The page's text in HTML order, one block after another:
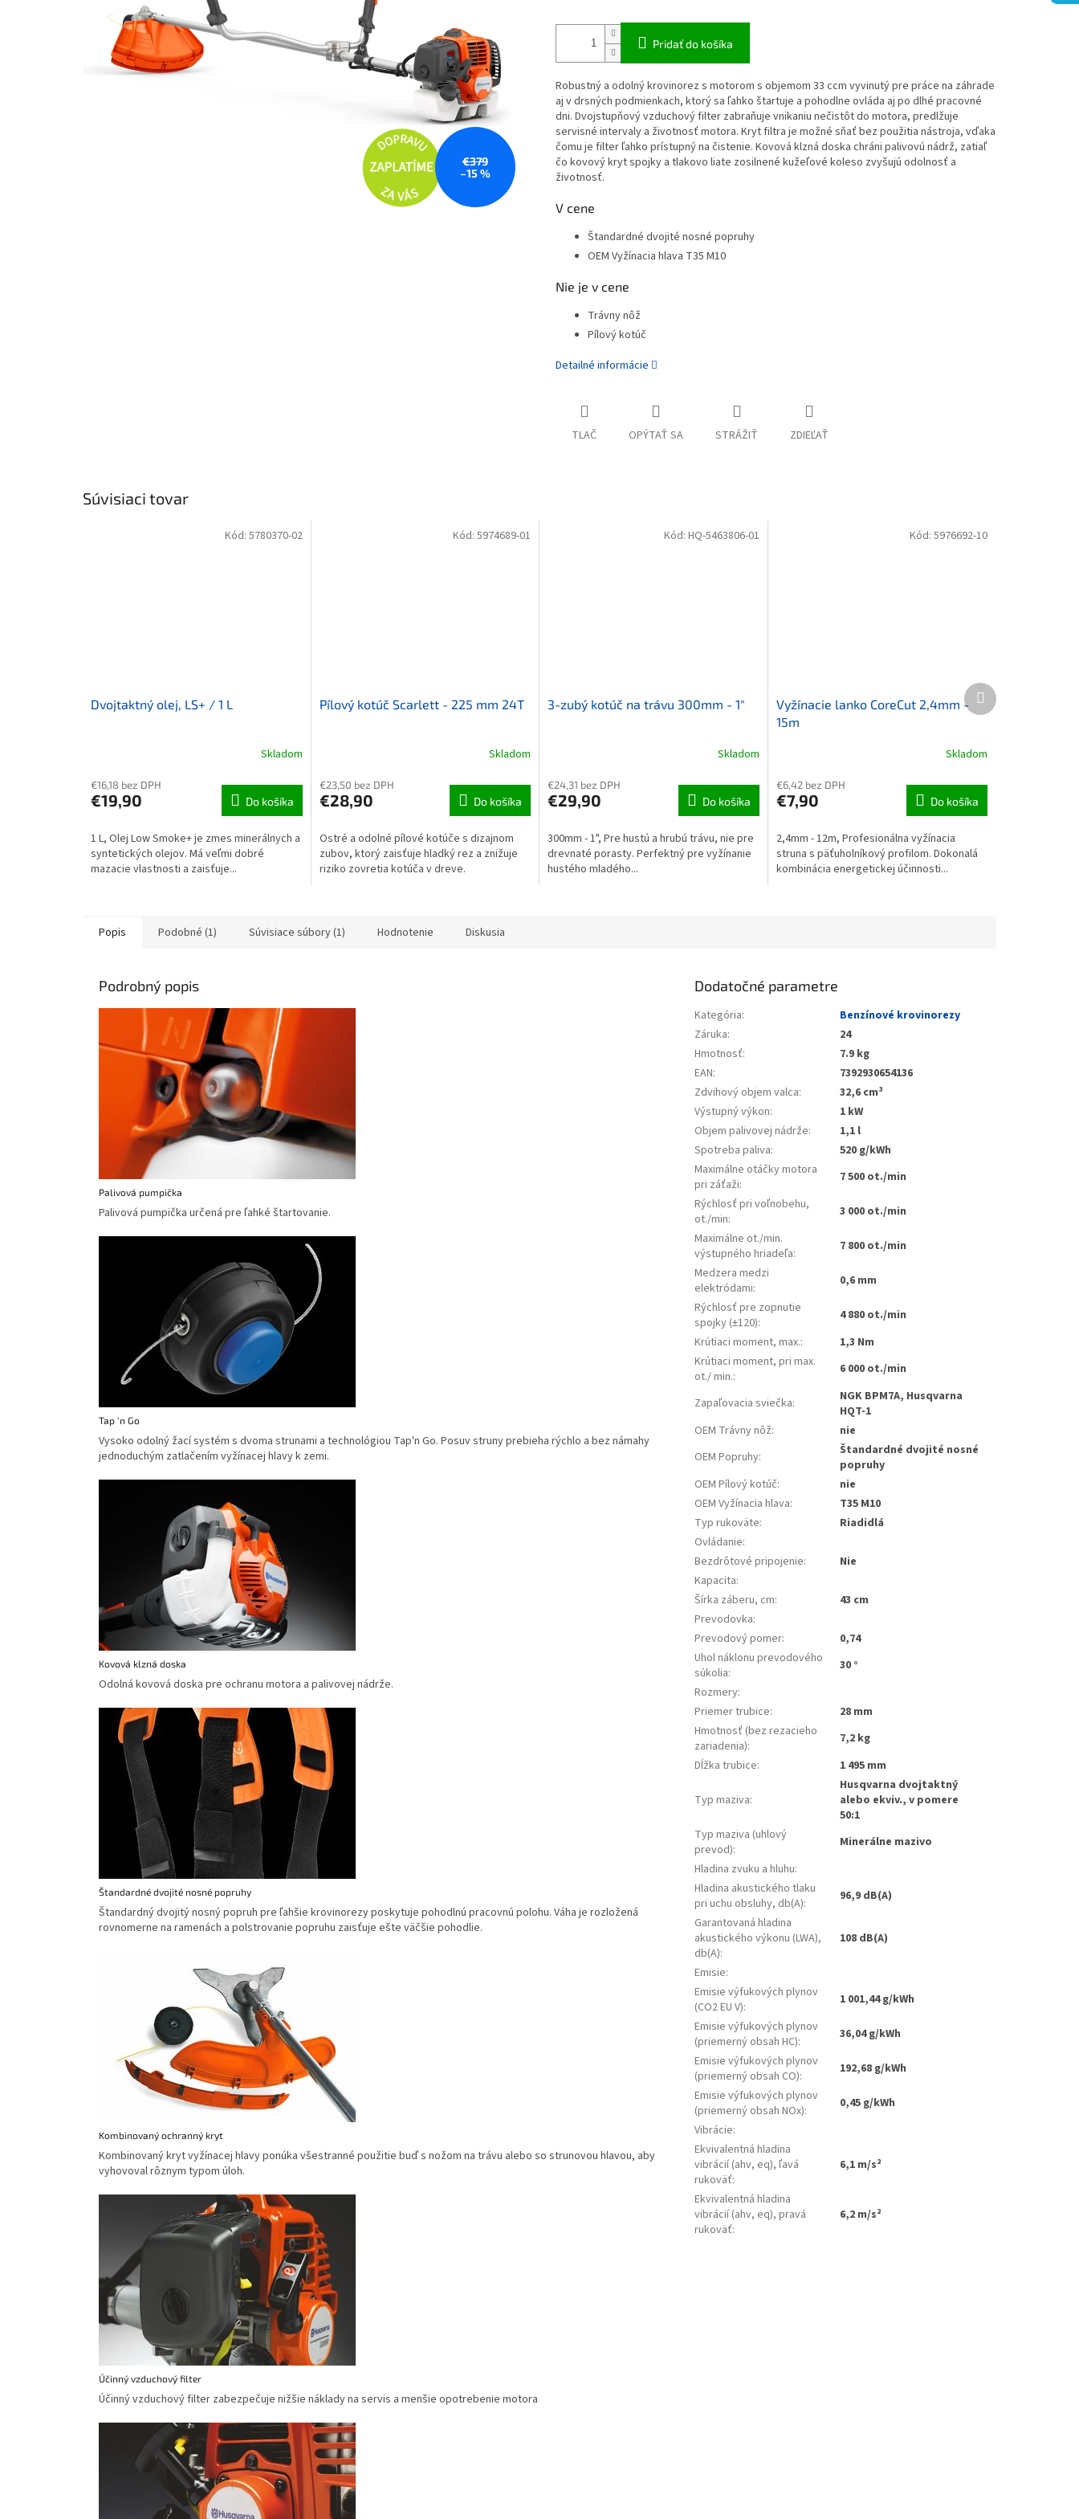
€379
–15 %
Pridať do košíka
Robustný a odolný krovinorez s motorom s objemom 33 ccm vyvinutý pre práce na záhrade
aj v drsných podmienkach, ktorý sa ľahko štartuje a pohodlne ovláda aj po dlhé pracovné
dni. Dvojstupňový vzduchový filter zabraňuje vnikaniu nečistôt do motora, predlžuje
servisné intervaly a životnosť motora. Kryt filtra je možné sňať bez použitia nástroja, vďaka
čomu je filter ľahko prístupný na čistenie. Kovová klzná doska chráni palivovú nádrž, zatiaľ
čo kovový kryt spojky a tlakovo liate zosilnené kužeľové koleso zvyšujú odolnosť a
životnosť.
V cene
Štandardné dvojité nosné popruhy
OEM Vyžínacia hlava T35 M10
Nie je v cene
Trávny nôž
Pílový kotúč
Detailné informácie
TLAČ OPÝTAŤ SA STRÁŽIŤ ZDIEĽAŤ
Súvisiaci tovar
Dvojtaktný olej, LS+ / 1 L
Skladom
€16,18 bez DPH
€19,90 Do košíka
1 L, Olej Low Smoke+ je zmes minerálnych a
syntetických olejov. Má veľmi dobré
mazacie vlastnosti a zaisťuje...
Kód: 5780370-02
Pílový kotúč Scarlett - 225 mm 24T
Skladom
€23,50 bez DPH
€28,90 Do košíka
Ostré a odolné pílové kotúče s dizajnom
zubov, ktorý zaisťuje hladký rez a znižuje
riziko zovretia kotúča v dreve.
Kód: 5974689-01
3-zubý kotúč na trávu 300mm - 1"
Skladom
€24,31 bez DPH
€29,90 Do košíka
300mm - 1", Pre hustú a hrubú trávu, nie pre
drevnaté porasty. Perfektný pre vyžínanie
hustého mladého...
Kód: HQ-5463806-01
Vyžínacie lanko CoreCut 2,4mm -
15m
Skladom
€6,42 bez DPH
€7,90 Do košíka
2,4mm - 12m, Profesionálna vyžínacia
struna s päťuholníkový profilom. Dokonalá
kombinácia energetickej účinnosti...
Kód: 5976692-10
Ďalší produkt
Popis Podobné (1) Súvisiace súbory (1) Hodnotenie Diskusia
Podrobný popis
Palivová pumpička
Palivová pumpička určená pre ľahké štartovanie.
Tap 'n Go
Vysoko odolný žací systém s dvoma strunami a technológiou Tap'n Go. Posuv struny prebieha rýchlo a bez námahy
jednoduchým zatlačením vyžínacej hlavy k zemi.
Kovová klzná doska
Odolná kovová doska pre ochranu motora a palivovej nádrže.
Štandardné dvojité nosné popruhy
Štandardný dvojitý nosný popruh pre ľahšie krovinorezy poskytuje pohodlnú pracovnú polohu. Váha je rozložená
rovnomerne na ramenách a polstrovanie popruhu zaisťuje ešte väčšie pohodlie.
Kombinovaný ochranný kryt
Kombinovaný kryt vyžínacej hlavy ponúka všestranné použitie buď s nožom na trávu alebo so strunovou hlavou, aby
vyhovoval rôznym typom úloh.
Účinný vzduchový filter
Účinný vzduchový filter zabezpečuje nižšie náklady na servis a menšie opotrebenie motora
Dodatočné parametre
Kategória:
Benzínové krovinorezy
Záruka:
24
Hmotnosť:
7.9 kg
EAN:
7392930654136
Zdvihový objem valca:
32,6 cm³
Výstupný výkon:
1 kW
Objem palivovej nádrže:
1,1 l
Spotreba paliva:
520 g/kWh
Maximálne otáčky motora
pri záťaži:
7 500 ot./min
Rýchlosť pri voľnobehu,
ot./min:
3 000 ot./min
Maximálne ot./min.
výstupného hriadeľa:
7 800 ot./min
Medzera medzi
elektródami:
0,6 mm
Rýchlosť pre zopnutie
spojky (±120):
4 880 ot./min
Krútiaci moment, max.:
1,3 Nm
Krútiaci moment, pri max.
ot./ min.: 6 000 ot./min
Zapaľovacia sviečka:
NGK BPM7A, Husqvarna
HQT-1
OEM Trávny nôž:
nie
OEM Popruhy:
Štandardné dvojité nosné
popruhy
OEM Pílový kotúč:
nie
OEM Vyžínacia hlava:
T35 M10
Typ rukoväte:
Riadidlá
Ovládanie:
Bezdrôtové pripojenie:
Nie
Kapacita:
Šírka záberu, cm:
43 cm
Prevodovka:
Prevodový pomer:
0,74
Uhol náklonu prevodového
súkolia:
30 °
Rozmery:
Priemer trubice:
28 mm
Hmotnosť (bez rezacieho
zariadenia):
7,2 kg
Dĺžka trubice: 1 495 mm
Typ maziva:
Husqvarna dvojtaktný
alebo ekviv., v pomere
50:1
Typ maziva (uhlový
prevod):
Minerálne mazivo
Hladina zvuku a hluhu:
Hladina akustického tlaku
pri uchu obsluhy, db(A):
96,9 dB(A)
Garantovaná hladina
akustického výkonu (LWA),
db(A):
108 dB(A)
Emisie:
Emisie výfukových plynov
(CO2 EU V):
1 001,44 g/kWh
Emisie výfukových plynov
(priemerný obsah HC):
36,04 g/kWh
Emisie výfukových plynov
(priemerný obsah CO):
192,68 g/kWh
Emisie výfukových plynov
(priemerný obsah NOx):
0,45 g/kWh
Vibrácie:
Ekvivalentná hladina
vibrácií (ahv, eq), ľavá
rukoväť:
6,1 m/s²
Ekvivalentná hladina
vibrácií (ahv, eq), pravá
rukoväť:
6,2 m/s²